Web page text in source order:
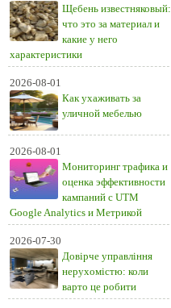
Щебень известняковый:
что это за материал и
какие у него
характеристики
2026-08-01
Как ухаживать за
уличной мебелью
2026-08-01
Мониторинг трафика и
оценка эффективности
кампаний с UTM
Google Analytics и Метрикой
2026-07-30
Довірче управління
нерухомістю: коли
варто це робити